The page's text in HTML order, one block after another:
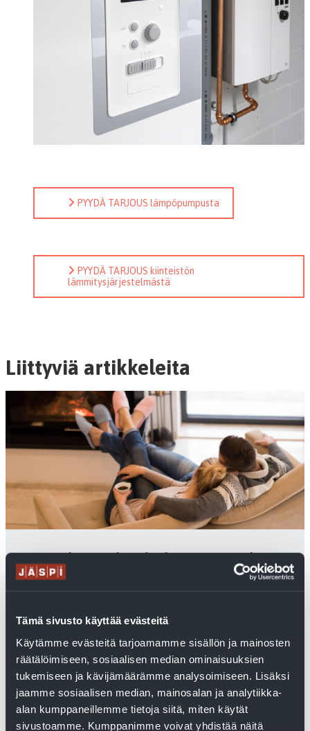
Tämä sivusto käyttää evästeitä
Käytämme evästeitä tarjoamamme sisällön ja mainosten
räätälöimiseen, sosiaalisen median ominaisuuksien
tukemiseen ja kävijämäärämme analysoimiseen. Lisäksi
jaamme sosiaalisen median, mainosalan ja analytiikka-
alan kumppaneillemme tietoja siitä, miten käytät
sivustoamme. Kumppanimme voivat yhdistää näitä
PYYDÄ TARJOUS lämpöpumpusta
PYYDÄ TARJOUS kiinteistön
lämmitysjärjestelmästä
Liittyviä artikkeleita
Miten valitsen uuden talon lämmitysjärjestelmän?
Lue asiantuntijan vinkit.
Sähkölämmitys on mainettaan parempi vaihtoehto uuden
Maalämpö on hyvä ratkaisu yli 200-neliöisiin taloihin....
Lue lisää